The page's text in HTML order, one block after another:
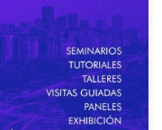
las entradas en: